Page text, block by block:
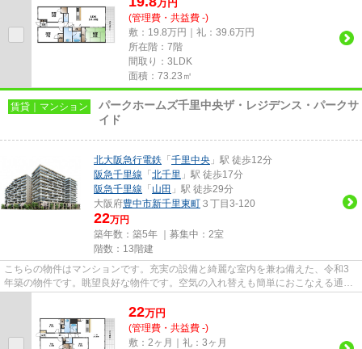
万円
(管理費・共益費 -)
敷：19.8万円｜礼：39.6万円
所在階：7階
間取り：3LDK
面積：73.23㎡
賃貸｜マンション
パークホームズ千里中央ザ・レジデンス・パークサ
イド
北大阪急行電鉄 「 千里中央 」駅 徒歩12分
阪急千里線 「 北千里 」駅 徒歩17分
阪急千里線 「 山田 」駅 徒歩29分
大阪府豊中市新千里東町 ３丁目3-120
22万円
築年数：築5年 ｜募集中： 2室
階数：13階建
こちらの物件はマンションです。充実の設備と綺麗な室内を兼ね備えた、令和3
年築の物件です。眺望良好な物件です。空気の入れ替えも簡単におこなえる通風
22万円
(管理費・共益費 -)
敷：2ヶ月｜礼：3ヶ月